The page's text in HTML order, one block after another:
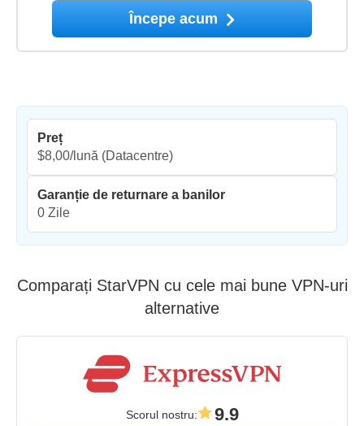
Începe acum
Preț
$8,00/lună (Datacentre)
Garanție de returnare a banilor
0 Zile
Comparați StarVPN cu cele mai bune VPN-uri
alternative
Scorul nostru: 9.9